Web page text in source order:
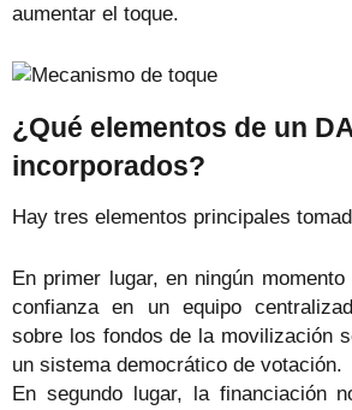
aumentar el toque.
¿Qué elementos de un
incorporados?
Hay tres elementos principales
En primer lugar, en ningún
confianza en un equipo
sobre los fondos de la movilización
un sistema democrático de votación.
En segundo lugar, la financiación